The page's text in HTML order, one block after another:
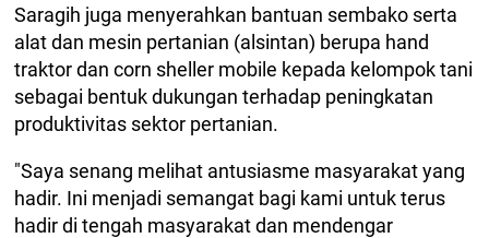
Saragih juga menyerahkan bantuan sembako serta
alat dan mesin pertanian (alsintan) berupa hand
traktor dan corn sheller mobile kepada kelompok tani
sebagai bentuk dukungan terhadap peningkatan
produktivitas sektor pertanian.
"Saya senang melihat antusiasme masyarakat yang
hadir. Ini menjadi semangat bagi kami untuk terus
hadir di tengah masyarakat dan mendengar